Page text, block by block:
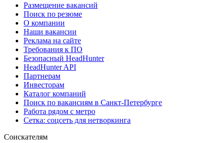
Размещение вакансий
Поиск по резюме
О компании
Наши вакансии
Реклама на сайте
Требования к ПО
Безопасный HeadHunter
HeadHunter API
Партнерам
Инвесторам
Каталог компаний
Поиск по вакансиям в Санкт-Петербурге
Работа рядом с метро
Сетка: соцсеть для нетворкинга
Соискателям